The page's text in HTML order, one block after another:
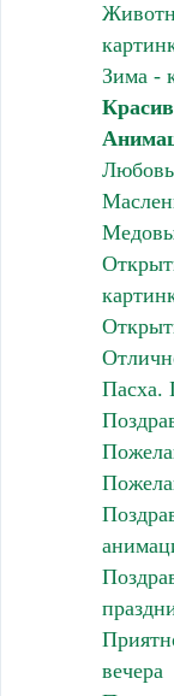
Зима -
Любовь
Пасха.
вечера